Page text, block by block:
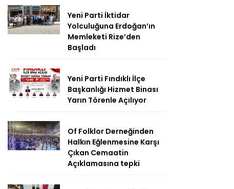
Yeni Parti İktidar
Yolculuğuna Erdoğan’ın
Memleketi Rize’den
Başladı
Yeni Parti Fındıklı İlçe
Başkanlığı Hizmet Binası
Yarın Törenle Açılıyor
Of Folklor Derneğinden
Halkın Eğlenmesine Karşı
Çıkan Cemaatin
Açıklamasına tepki